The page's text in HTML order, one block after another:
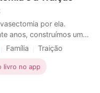
por ela.
anos, construímos um
com ela sempre
acreditei. Então, um
jogou um
Família
Traição
CEO Gêmeos
livro no app